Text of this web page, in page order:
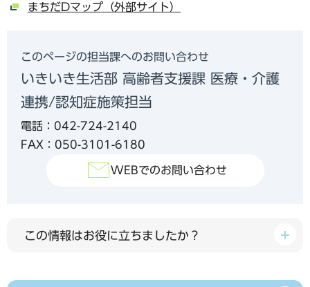
まちだDマップ（外部サイト）
このページの担当課へのお問い合わせ
いきいき生活部 高齢者支援課 医療・介護
連携/認知症施策担当
電話：042-724-2140
FAX：050-3101-6180
WEBでのお問い合わせ
この情報はお役に立ちましたか？